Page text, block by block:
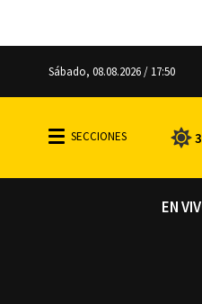
Sábado, 08.08.2026 / 17:50
EN